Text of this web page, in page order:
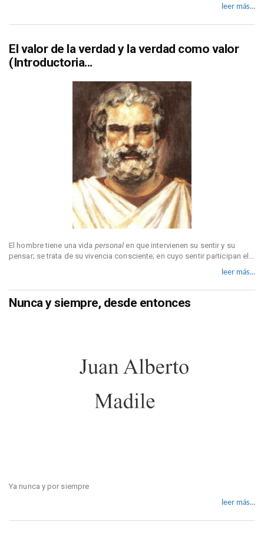
leer más...
El valor de la verdad y la verdad como valor
(Introductoria...
El hombre tiene una vida personal en que intervienen su sentir y su
pensar; se trata de su vivencia consciente; en cuyo sentir participan el...
leer más...
Nunca y siempre, desde entonces
Ya nunca y por siempre
leer más...